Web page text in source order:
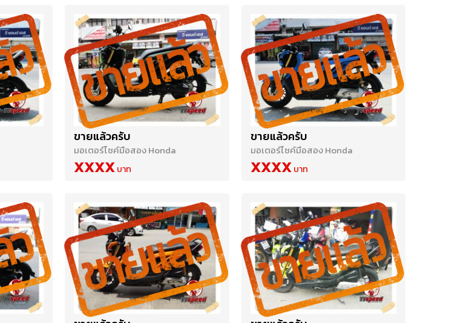
ขายแล้วครับ
มอเตอร์ไซค์มือสอง Honda
XXXX
ขายแล้วครับ
มอเตอร์ไซค์มือสอง Honda
XXXX